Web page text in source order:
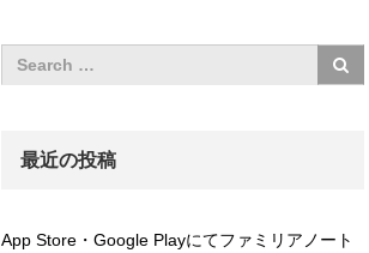
最近の投稿
App Store・Google Playにてファミリアノート